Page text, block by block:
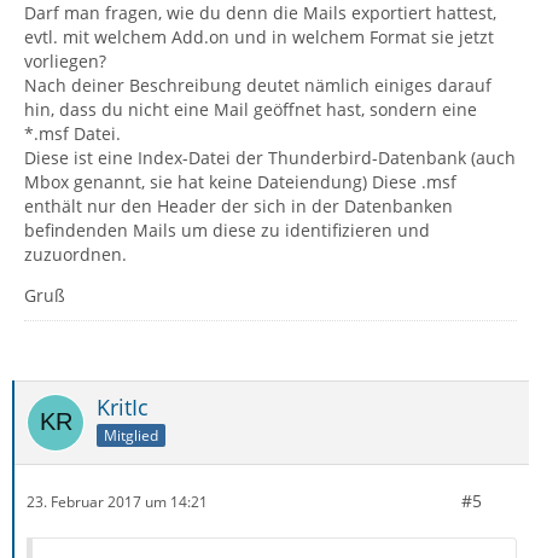
Darf man fragen, wie du denn die Mails exportiert hattest,
evtl. mit welchem Add.on und in welchem Format sie jetzt
vorliegen?
Nach deiner Beschreibung deutet nämlich einiges darauf
hin, dass du nicht eine Mail geöffnet hast, sondern eine
*.msf Datei.
Diese ist eine Index-Datei der Thunderbird-Datenbank (auch
Mbox genannt, sie hat keine Dateiendung) Diese .msf
enthält nur den Header der sich in der Datenbanken
befindenden Mails um diese zu identifizieren und
zuzuordnen.
Gruß
KritIc
Mitglied
23. Februar 2017 um 14:21 #5